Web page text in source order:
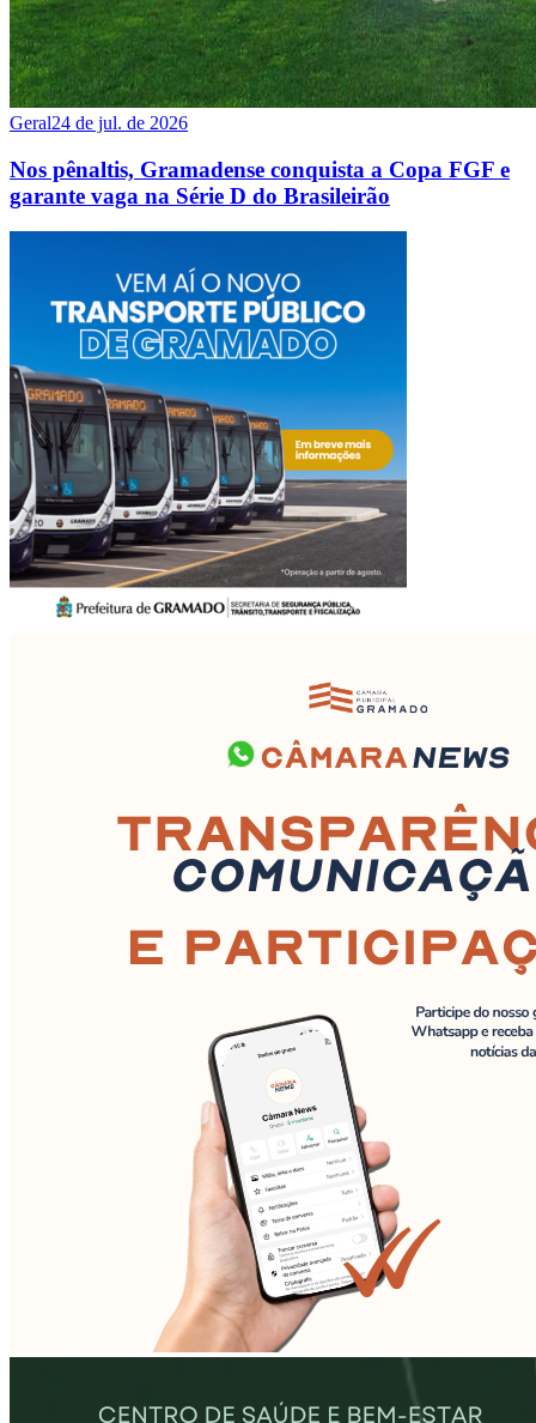
Geral24 de jul. de 2026
Nos pênaltis, Gramadense conquista a Copa FGF e
garante vaga na Série D do Brasileirão